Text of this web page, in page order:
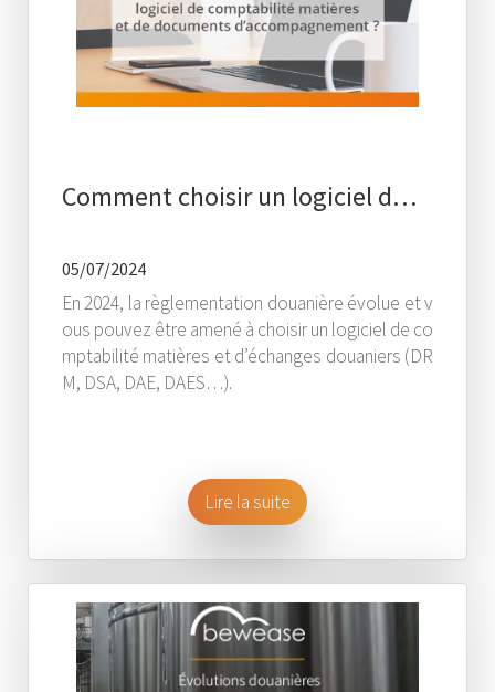
Comment choisir un logiciel d…
05/07/2024
En 2024, la règlementation douanière évolue et v
ous pouvez être amené à choisir un logiciel de co
mptabilité matières et d’échanges douaniers (DR
M, DSA, DAE, DAES…).
Lire la suite